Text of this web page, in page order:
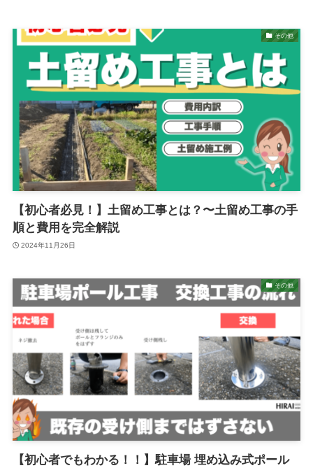
その他
【初心者必見！】土留め工事とは？〜土留め工事の手
順と費用を完全解説
2024年11月26日
その他
【初心者でもわかる！！】駐車場 埋め込み式ポール